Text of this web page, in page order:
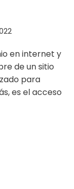
en internet y
de un sitio
para
es el acceso